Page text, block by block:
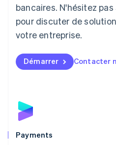
bancaires. N'hésitez
pour discuter de
votre entreprise.
Démarrer Contacter
Payments
Lituanie
Luxembourg
FrançaisDeutschEnglish
English简体中文
Malte
Norvège
English
English